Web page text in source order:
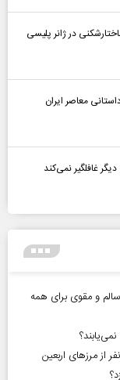
در ژانر پلیسی
معاصر ایران
غافلگیر نمی‌کند
صبحانه سریع، سالم و مقوی برای همه